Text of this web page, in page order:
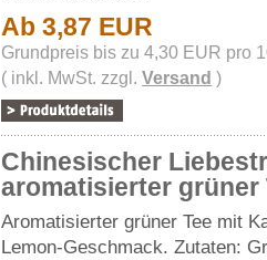
Ab 3,87 EUR
Grundpreis bis zu 4,30 EUR pro
( inkl. MwSt. zzgl.Versand )
Chinesischer
aromatisierter grüner
Aromatisierter grüner Tee mit
Lemon-Geschmack. Zutaten: